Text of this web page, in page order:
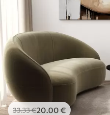
33.33€20.00 €